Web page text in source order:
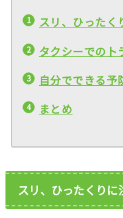
スリ、ひったく
タクシーでのト
自分でできる予
まとめ
スリ、ひったくりに